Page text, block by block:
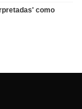
como